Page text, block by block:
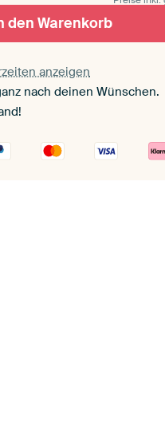
den Warenkorb
anzeigen
nach deinen Wünschen.